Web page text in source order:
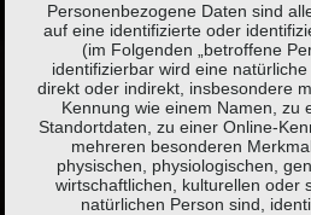
Personenbezogene Daten sind
auf eine identifizierte oder
(im Folgenden „betroffene
identifizierbar wird eine
direkt oder indirekt, insbesondere
Kennung wie einem Namen, zu
Standortdaten, zu einer Online-
mehreren besonderen
physischen, physiologischen,
wirtschaftlichen, kulturellen oder
natürlichen Person sind,